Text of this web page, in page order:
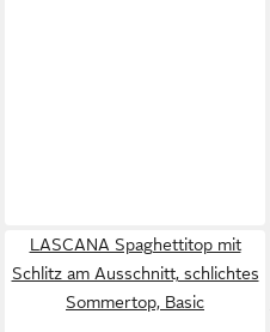
LASCANA Spaghettitop mit
Schlitz am Ausschnitt, schlichtes
Sommertop, Basic